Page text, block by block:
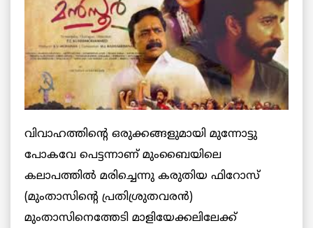
വിവാഹത്തിന്റെ ഒരുക്കങ്ങളുമായി മുന്നോട്ടു
പോകവേ പെട്ടന്നാണ് മുംബൈയിലെ
കലാപത്തിൽ മരിച്ചെന്നു കരുതിയ ഫിറോസ്
(മുംതാസിന്റെ പ്രതിശ്രുതവരൻ)
മുംതാസിനെത്തേടി മാളിയേക്കലിലേക്ക്